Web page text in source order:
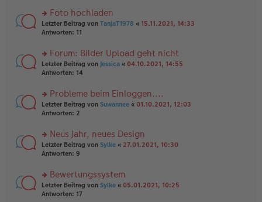
tr
a
g
e
n
er
tr
a
g
n
g
el
e
n
er
tr
a
g
rs
te
n
g
el
e
n
er
tr
a
g
Foto hochladen
Letzter Beitrag von TanjaT1978 « 15.11.2021, 14:33
Antworten: 11
rs
te
n
g
el
e
n
er
tr
a
g
Forum: Bilder Upload geht nicht
Letzter Beitrag von Jessica « 04.10.2021, 14:55
Antworten: 14
rs
te
n
g
el
e
n
er
Probleme beim Einloggen....
Letzter Beitrag von Suwannee « 01.10.2021, 12:03
Antworten: 2
rs
te
n
g
el
Neus Jahr, neues Design
Letzter Beitrag von Sylke « 27.01.2021, 10:30
Antworten: 9
rs
te
Bewertungssystem
Letzter Beitrag von Sylke « 05.01.2021, 10:25
Antworten: 17